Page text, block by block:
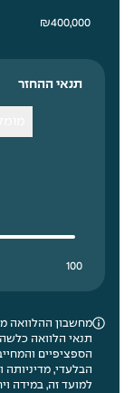
₪400,000
תנאי ההחזר
100
מחשבון ההלוואה
תנאי הלוואה
הספציפיים
הבלעדי, מדיניותה
למועד זה, במידה